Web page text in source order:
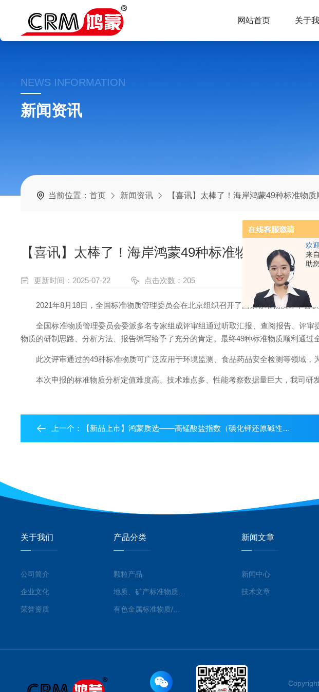
欢
来
助
网站首页 关于
NEWS INFORMATION
新闻资讯
当前位置：首页 新闻资讯 【喜讯】太棒了！海岸鸿蒙49种标准物
【喜讯】太棒了！海岸鸿蒙49种标准物质顺利通
更新时间：2025-07-22 点击次数：205
2021年8月18日，全国标准物质管理委员会在北京组织召开了国家标准物质评审会议
全国标准物质管理委员会委派多名专家组成评审组通过听取汇报、查阅报告、评审
物质的研制思路、分析方法、报告编写给予了充分的肯定。最终49种标准物质顺利通过
此次评审通过的49种标准物质可广泛应用于环境监测、食品药品安全检测等领域，
本次申报的标准物质分析定值难度高、技术难点多、性能考察数据量巨大，我司研
上一个： 【新品上市】鸿蒙质选——高锰酸盐指数（碘化钾还原碱性滴定法）上市！
关于我们
公司简介
企业文化
荣誉资质
产品分类
颗粒产品
有色金属标准物质/标准品
新闻文章
新闻中心
技术文章